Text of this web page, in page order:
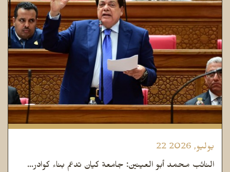
22 يوليو, 2026
النائب محمد أبو العينين: جامعة كيان تدعم بناء كوادر...